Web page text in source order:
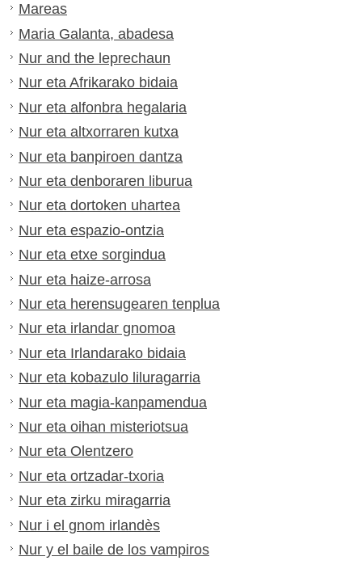
Mareas
Maria Galanta, abadesa
Nur and the leprechaun
Nur eta Afrikarako bidaia
Nur eta alfonbra hegalaria
Nur eta altxorraren kutxa
Nur eta banpiroen dantza
Nur eta denboraren liburua
Nur eta dortoken uhartea
Nur eta espazio-ontzia
Nur eta etxe sorgindua
Nur eta haize-arrosa
Nur eta herensugearen tenplua
Nur eta irlandar gnomoa
Nur eta Irlandarako bidaia
Nur eta kobazulo liluragarria
Nur eta magia-kanpamendua
Nur eta oihan misteriotsua
Nur eta Olentzero
Nur eta ortzadar-txoria
Nur eta zirku miragarria
Nur i el gnom irlandès
Nur y el baile de los vampiros